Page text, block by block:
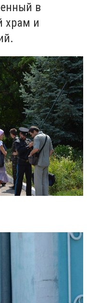
в
храм и